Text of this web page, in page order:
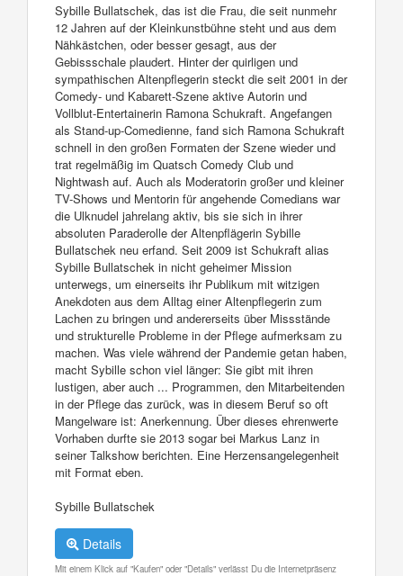
Sybille Bullatschek, das ist die Frau, die seit nunmehr
12 Jahren auf der Kleinkunstbühne steht und aus dem
Nähkästchen, oder besser gesagt, aus der
Gebissschale plaudert. Hinter der quirligen und
sympathischen Altenpflegerin steckt die seit 2001 in der
Comedy- und Kabarett-Szene aktive Autorin und
Vollblut-Entertainerin Ramona Schukraft. Angefangen
als Stand-up-Comedienne, fand sich Ramona Schukraft
schnell in den großen Formaten der Szene wieder und
trat regelmäßig im Quatsch Comedy Club und
Nightwash auf. Auch als Moderatorin großer und kleiner
TV-Shows und Mentorin für angehende Comedians war
die Ulknudel jahrelang aktiv, bis sie sich in ihrer
absoluten Paraderolle der Altenpflägerin Sybille
Bullatschek neu erfand. Seit 2009 ist Schukraft alias
Sybille Bullatschek in nicht geheimer Mission
unterwegs, um einerseits ihr Publikum mit witzigen
Anekdoten aus dem Alltag einer Altenpflegerin zum
Lachen zu bringen und andererseits über Missstände
und strukturelle Probleme in der Pflege aufmerksam zu
machen. Was viele während der Pandemie getan haben,
macht Sybille schon viel länger: Sie gibt mit ihren
lustigen, aber auch ... Programmen, den Mitarbeitenden
in der Pflege das zurück, was in diesem Beruf so oft
Mangelware ist: Anerkennung. Über dieses ehrenwerte
Vorhaben durfte sie 2013 sogar bei Markus Lanz in
seiner Talkshow berichten. Eine Herzensangelegenheit
mit Format eben.
Sybille Bullatschek
Details
Mit einem Klick auf "Kaufen" oder "Details" verlässt Du die Internetpräsenz